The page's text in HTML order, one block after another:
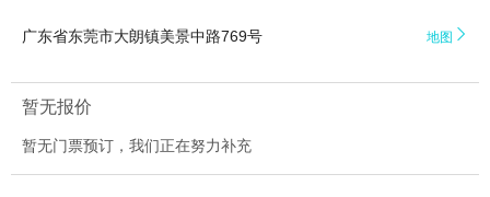
广东省东莞市大朗镇美景中路769号 地图 
暂无报价
暂无门票预订，我们正在努力补充